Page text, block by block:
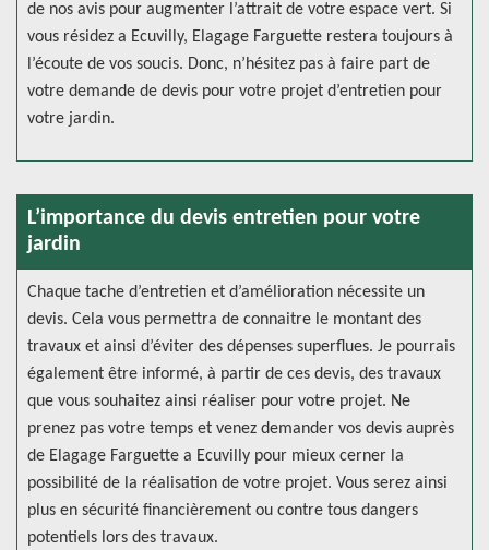
de nos avis pour augmenter l’attrait de votre espace vert. Si
vous résidez a Ecuvilly, Elagage Farguette restera toujours à
l’écoute de vos soucis. Donc, n’hésitez pas à faire part de
votre demande de devis pour votre projet d’entretien pour
votre jardin.
L’importance du devis entretien pour votre
jardin
Chaque tache d’entretien et d’amélioration nécessite un
devis. Cela vous permettra de connaitre le montant des
travaux et ainsi d’éviter des dépenses superflues. Je pourrais
également être informé, à partir de ces devis, des travaux
que vous souhaitez ainsi réaliser pour votre projet. Ne
prenez pas votre temps et venez demander vos devis auprès
de Elagage Farguette a Ecuvilly pour mieux cerner la
possibilité de la réalisation de votre projet. Vous serez ainsi
plus en sécurité financièrement ou contre tous dangers
potentiels lors des travaux.